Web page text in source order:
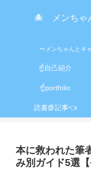
🐙 メンちゃ
〜メンちゃんとキ
☝️自己紹介
☝️portfolio
読書📗記事👈
本に救われた筆
み別ガイド5選